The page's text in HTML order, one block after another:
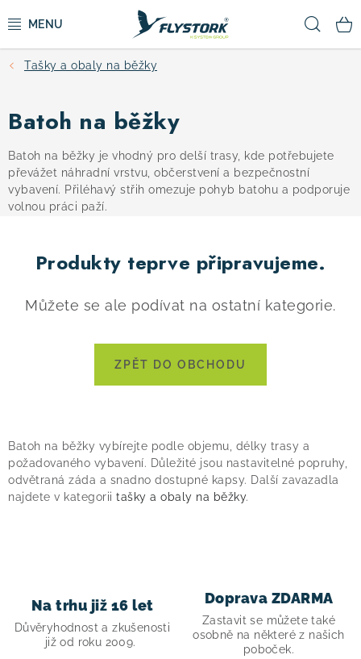
na
CYKLISTIKA
ZIMNÍ SPORTY
KOLOBĚŽKY
OBLEČENÍ A BOTY
DOPLŇKY
CAMPING
Testovací centrum
Půjčovna nosičů kol Kontakt
Tašky a obaly na běžky
Batoh na běžky
Batoh na běžky je vhodný pro delší trasy, kde potřebujete
převážet náhradní vrstvu, občerstvení a bezpečnostní
vybavení. Přiléhavý střih omezuje pohyb batohu a podporuje
volnou práci paží.
Produkty teprve připravujeme.
Můžete se ale podívat na ostatní kategorie.
ZPĚT DO OBCHODU
Batoh na běžky vybírejte podle objemu, délky trasy a
požadovaného vybavení. Důležité jsou nastavitelné popruhy,
odvětraná záda a snadno dostupné kapsy. Další zavazadla
najdete v kategorii tašky a obaly na běžky.
Na trhu již 16 let
Důvěryhodnost a zkušenosti
již od roku 2009.
Doprava ZDARMA
Zastavit se můžete také
osobně na některé z našich
poboček.